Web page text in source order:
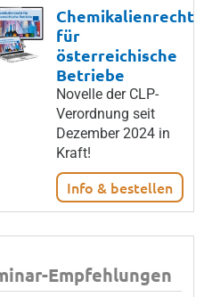
Chemikalienrecht
für
österreichische
Betriebe
Novelle der CLP-
Verordnung seit
Dezember 2024 in
Kraft!
Info & bestellen
Empfehlungen